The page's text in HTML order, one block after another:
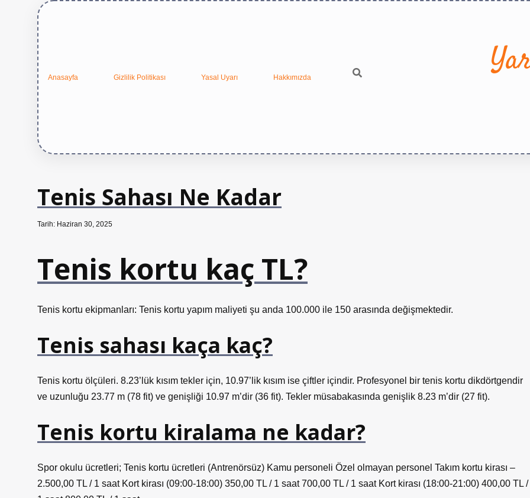
Anasayfa Gizlilik Politikası Yasal Uyarı Hakkımızda
Tenis Sahası Ne Kadar
Tarih: Haziran 30, 2025
Tenis kortu kaç TL?
Tenis kortu ekipmanları: Tenis kortu yapım maliyeti şu anda 100.000 ile 150 arasında değişmektedir.
Tenis sahası kaça kaç?
Tenis kortu ölçüleri. 8.23’lük kısım tekler için, 10.97’lik kısım ise çiftler içindir. Profesyonel bir tenis kortu dikdörtgendir
ve uzunluğu 23.77 m (78 fit) ve genişliği 10.97 m’dir (36 fit). Tekler müsabakasında genişlik 8.23 ​​m’dir (27 fit).
Tenis kortu kiralama ne kadar?
Spor okulu ücretleri; Tenis kortu ücretleri (Antrenörsüz) Kamu personeli Özel olmayan personel Takım kortu kirası –
2.500,00 TL / 1 saat Kort kirası (09:00-18:00) 350,00 TL / 1 saat 700,00 TL / 1 saat Kort kirası (18:00-21:00) 400,00 TL /